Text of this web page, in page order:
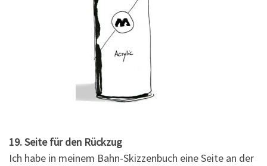
19. Seite für den Rückzug
Ich habe in meinem Bahn-Skizzenbuch eine Seite an der